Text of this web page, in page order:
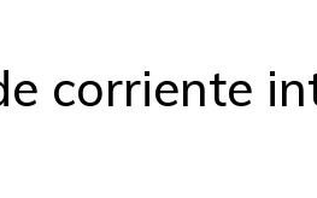
corriente